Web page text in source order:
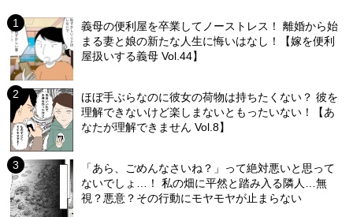
義母の便利屋を卒業してノーストレス！ 離婚から始
まる妻と娘の新たな人生に悔いはなし！【嫁を便利
屋扱いする義母 Vol.44】
ほぼ手ぶらなのに彼女の荷物は持ちたくない？ 彼を
理解できないけど楽しまないともったいない！【あ
なたが理解できません Vol.8】
「あら、ごめんなさいね？」って絶対悪いと思って
ないでしょ…！ 私の畑に平然と踏み入る隣人…無
視？悪意？その行動にモヤモヤが止まらない